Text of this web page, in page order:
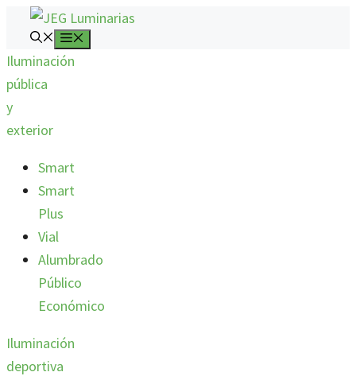
Saltar
contenido
Iluminación
pública
y
exterior
Smart
Smart
Plus
Vial
Alumbrado
Público
Económico
Iluminación
deportiva